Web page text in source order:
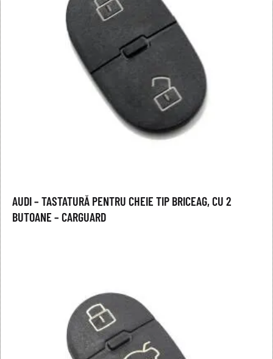
AUDI – TASTATURĂ PENTRU CHEIE TIP BRICEAG, CU 2
BUTOANE – CARGUARD